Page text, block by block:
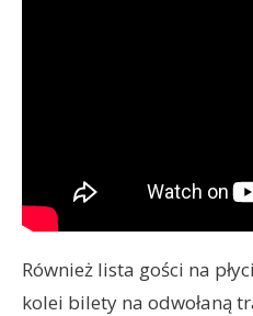
Również lista gości na
kolei bilety na odwołaną